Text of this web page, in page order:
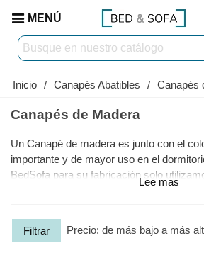
MENÚ
Inicio / Canapés Abatibles / Canapés
Canapés de Madera
Un Canapé de madera es junto con el
importante y de mayor uso en el
BedSofa para su fabricación solo
casi indeformable, proporcionándonos
mayor durabilidad.
Lee mas
Filtrar Precio: de más bajo a más